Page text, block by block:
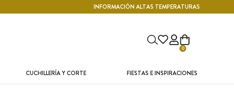
INFORMACIÓN ALTAS TEMPERATURAS
0
CUCHILLERÍA Y CORTE FIESTAS E INSPIRACIONES